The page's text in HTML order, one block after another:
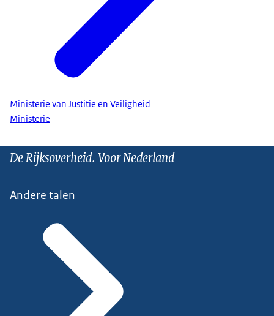
Ministerie van Justitie en Veiligheid
Ministerie
De Rijksoverheid. Voor Nederland
Andere talen